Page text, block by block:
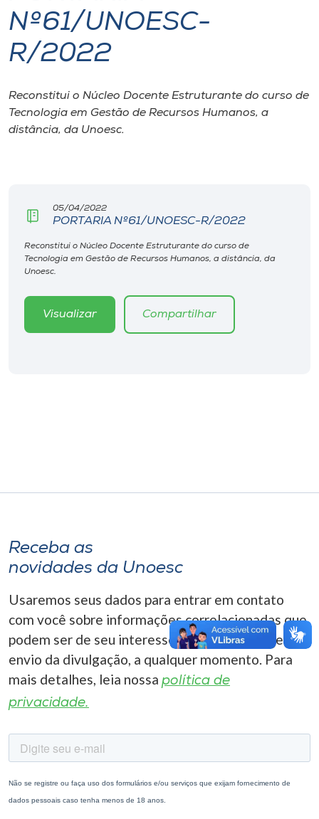
I.nova
Cultura
Editora
Museu
A-
Nº61/UNOESC-
R/2022
Reconstitui o Núcleo Docente Estruturante do curso de
Tecnologia em Gestão de Recursos Humanos, a
distância, da Unoesc.
05/04/2022
PORTARIA Nº61/UNOESC-R/2022
Reconstitui o Núcleo Docente Estruturante do curso de
Tecnologia em Gestão de Recursos Humanos, a distância, da
Unoesc.
Visualizar Compartilhar
Receba as
novidades da Unoesc
Usaremos seus dados para entrar em contato
com você sobre informações correlacionadas que
podem ser de seu interesse. Você pode cancelar o
envio da divulgação, a qualquer momento. Para
mais detalhes, leia nossa política de
privacidade.